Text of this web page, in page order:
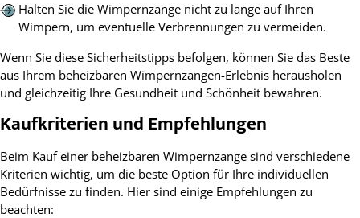
Halten Sie die Wimpernzange nicht zu lange auf Ihren
Wimpern, um eventuelle Verbrennungen zu vermeiden.
Wenn Sie diese Sicherheitstipps befolgen, können Sie das Beste
aus Ihrem beheizbaren Wimpernzangen-Erlebnis herausholen
und gleichzeitig Ihre Gesundheit und Schönheit bewahren.
Kaufkriterien und Empfehlungen
Beim Kauf einer beheizbaren Wimpernzange sind verschiedene
Kriterien wichtig, um die beste Option für Ihre individuellen
Bedürfnisse zu finden. Hier sind einige Empfehlungen zu
beachten: